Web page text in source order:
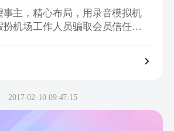
主，精心布局，用录音模拟机
机场工作人员骗取会员信任，
嘉宾、网站会员为信件内容；
提示员XX＂、＂送礼员XX＂等
2017-02-10 09:47:15